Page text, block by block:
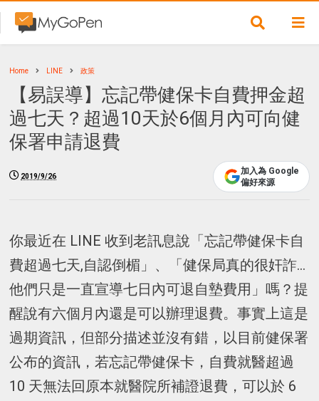
Home LINE 政策
【易誤導】忘記帶健保卡自費押金超
過七天？超過10天於6個月內可向健
保署申請退費
2019/9/26
加入為 Google
偏好來源
你最近在 LINE 收到老訊息說「忘記帶健保卡自
費超過七天,自認倒楣」、「健保局真的很奸詐…
他們只是一直宣導七日內可退自墊費用」嗎？提
醒說有六個月內還是可以辦理退費。事實上這是
過期資訊，但部分描述並沒有錯，以目前健保署
公布的資訊，若忘記帶健保卡，自費就醫超過
10 天無法回原本就醫院所補證退費，可以於 6